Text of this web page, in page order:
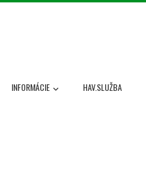
INFORMÁCIE HAV.SLUŽBA